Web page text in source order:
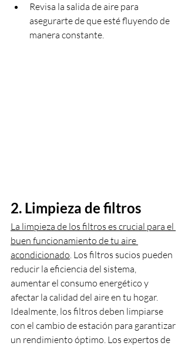
Revisa la salida de aire para
asegurarte de que esté fluyendo de
manera constante.
2. Limpieza de filtros
La limpieza de los filtros es crucial para el
buen funcionamiento de tu aire
acondicionado. Los filtros sucios pueden
reducir la eficiencia del sistema,
aumentar el consumo energético y
afectar la calidad del aire en tu hogar.
Idealmente, los filtros deben limpiarse
con el cambio de estación para garantizar
un rendimiento óptimo. Los expertos de